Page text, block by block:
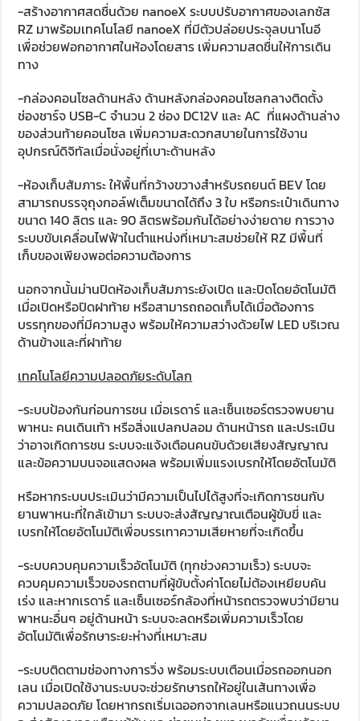
-สร้างอากาศสดชื่นด้วย nanoeX ระบบปรับอากาศของเลกซัส
RZ มาพร้อมเทคโนโลยี nanoeX ที่มีตัวปล่อยประจุลบนาโนอี
เพื่อช่วยฟอกอากาศในห้องโดยสาร เพิ่มความสดชื่นให้การเดิน
ทาง
-กล่องคอนโซลด้านหลัง ด้านหลังกล่องคอนโซลกลางติดตั้ง
ช่องชาร์จ USB-C จำนวน 2 ช่อง DC12V และ AC ที่แผงด้านล่าง
ของส่วนท้ายคอนโซล เพิ่มความสะดวกสบายในการใช้งาน
อุปกรณ์ดิจิทัลเมื่อนั่งอยู่ที่เบาะด้านหลัง
-ห้องเก็บสัมภาระ ให้พื้นที่กว้างขวางสำหรับรถยนต์ BEV โดย
สามารถบรรจุถุงกอล์ฟเต็มขนาดได้ถึง 3 ใบ หรือกระเป๋าเดินทาง
ขนาด 140 ลิตร และ 90 ลิตรพร้อมกันได้อย่างง่ายดาย การวาง
ระบบขับเคลื่อนไฟฟ้าในตำแหน่งที่เหมาะสมช่วยให้ RZ มีพื้นที่
เก็บของเพียงพอต่อความต้องการ
นอกจากนั้นม่านปิดห้องเก็บสัมภาระยังเปิด และปิดโดยอัตโนมัติ
เมื่อเปิดหรือปิดฝาท้าย หรือสามารถถอดเก็บได้เมื่อต้องการ
บรรทุกของที่มีความสูง พร้อมให้ความสว่างด้วยไฟ LED บริเวณ
ด้านข้างและที่ฝาท้าย
เทคโนโลยีความปลอดภัยระดับโลก
-ระบบป้องกันก่อนการชน เมื่อเรดาร์ และเซ็นเซอร์ตรวจพบยาน
พาหนะ คนเดินเท้า หรือสิ่งแปลกปลอม ด้านหน้ารถ และประเมิน
ว่าอาจเกิดการชน ระบบจะแจ้งเตือนคนขับด้วยเสียงสัญญาณ
และข้อความบนจอแสดงผล พร้อมเพิ่มแรงเบรกให้โดยอัตโนมัติ
หรือหากระบบประเมินว่ามีความเป็นไปได้สูงที่จะเกิดการชนกับ
ยานพาหนะที่ใกล้เข้ามา ระบบจะส่งสัญญาณเตือนผู้ขับขี่ และ
เบรกให้โดยอัตโนมัติเพื่อบรรเทาความเสียหายที่จะเกิดขึ้น
-ระบบควบคุมความเร็วอัตโนมัติ (ทุกช่วงความเร็ว) ระบบจะ
ควบคุมความเร็วของรถตามที่ผู้ขับตั้งค่าโดยไม่ต้องเหยียบคัน
เร่ง และหากเรดาร์ และเซ็นเซอร์กล้องที่หน้ารถตรวจพบว่ามียาน
พาหนะอื่นๆ อยู่ด้านหน้า ระบบจะลดหรือเพิ่มความเร็วโดย
อัตโนมัติเพื่อรักษาระยะห่างที่เหมาะสม
-ระบบติดตามช่องทางการวิ่ง พร้อมระบบเตือนเมื่อรถออกนอก
เลน เมื่อเปิดใช้งานระบบจะช่วยรักษารถให้อยู่ในเส้นทางเพื่อ
ความปลอดภัย โดยหากรถเริ่มเฉออกจากเลนหรือแนวถนนระบบ